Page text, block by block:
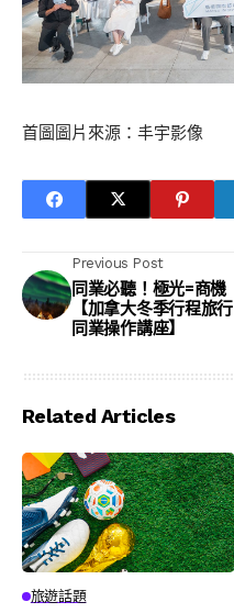
首圖圖片來源：丰宇影像
Previous Post
同業必聽！極光=商機
【加拿大冬季行程旅行
同業操作講座】
Related Articles
旅遊話題